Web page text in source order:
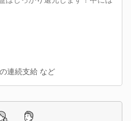
連続支給 など